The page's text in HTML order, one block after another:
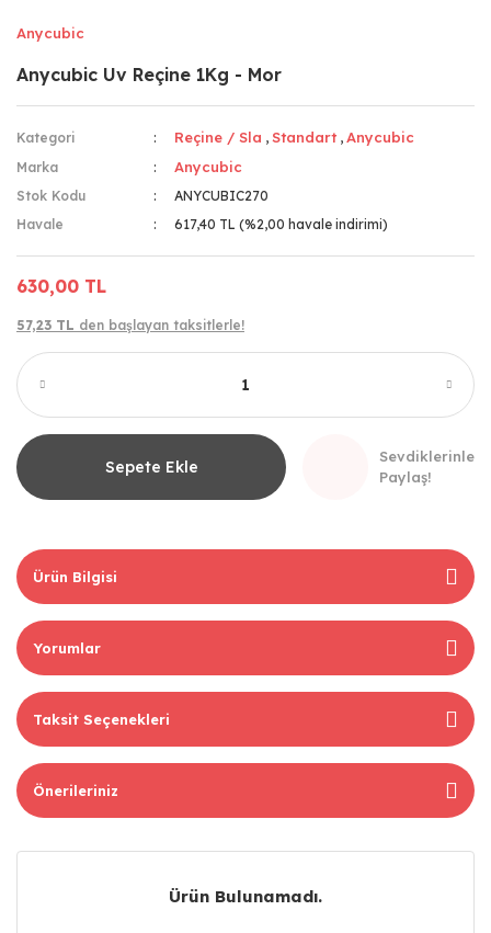
Anycubic
Anycubic Uv Reçine 1Kg - Mor
Kategori Reçine / Sla ,Standart ,Anycubic
Marka Anycubic
Stok Kodu
ANYCUBIC270
Havale
617,40 TL (%2,00 havale indirimi)
630,00 TL
57,23 TL den başlayan taksitlerle!
Sepete Ekle
Sevdiklerinle
Paylaş!
Ürün Bilgisi
Yorumlar
Taksit Seçenekleri
Önerileriniz
Ürün Bulunamadı.